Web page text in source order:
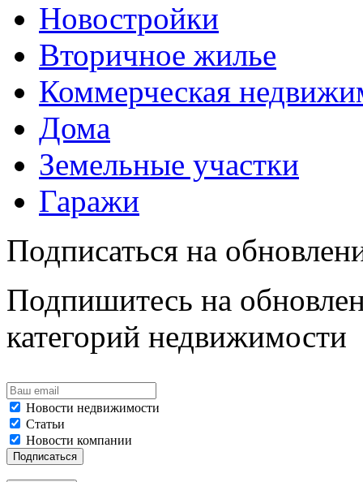
Новостройки
Вторичное жилье
Коммерческая
Дома
Земельные участки
Гаражи
Подписаться на
Подпишитесь на
категорий недвижимости
Новости недвижимости
Статьи
Новости компании